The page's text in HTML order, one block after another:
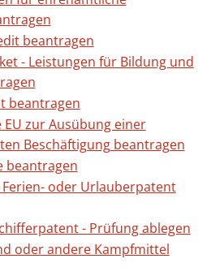
beantragen
- Leistungen für Bildung und
beantragen
EU zur Ausübung einer
Beschäftigung beantragen
beantragen
Ferien- oder Urlauberpatent
- Prüfung ablegen
oder andere Kampfmittel